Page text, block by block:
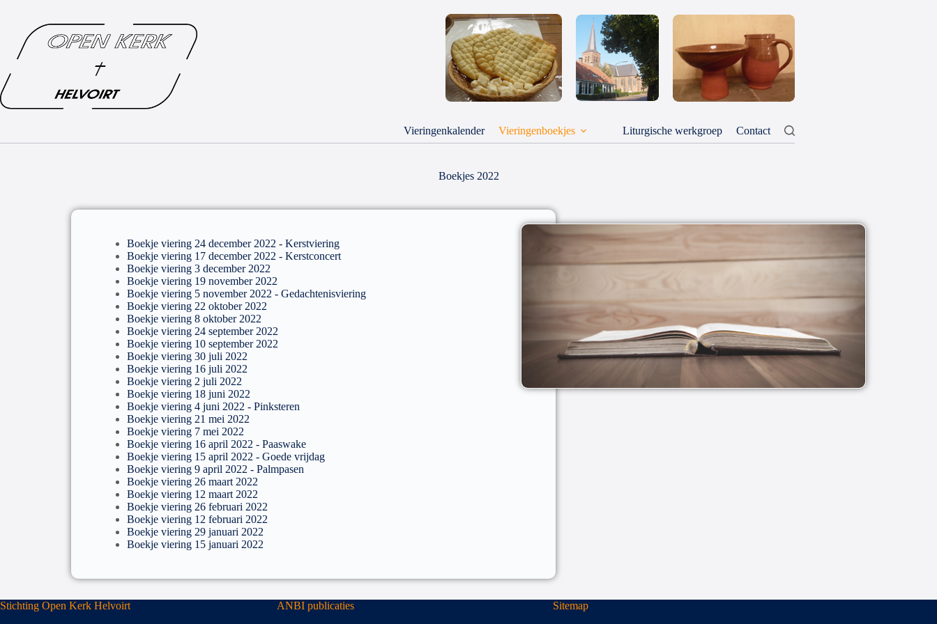
Vieringenkalender Vieringenboekjes Liturgische werkgroep Contact
Boekjes 2022
Boekje viering 24 december 2022 - Kerstviering
Boekje viering 17 december 2022 - Kerstconcert
Boekje viering 3 december 2022
Boekje viering 19 november 2022
Boekje viering 5 november 2022 - Gedachtenisviering
Boekje viering 22 oktober 2022
Boekje viering 8 oktober 2022
Boekje viering 24 september 2022
Boekje viering 10 september 2022
Boekje viering 30 juli 2022
Boekje viering 16 juli 2022
Boekje viering 2 juli 2022
Boekje viering 18 juni 2022
Boekje viering 4 juni 2022 - Pinksteren
Boekje viering 21 mei 2022
Boekje viering 7 mei 2022
Boekje viering 16 april 2022 - Paaswake
Boekje viering 15 april 2022 - Goede vrijdag
Boekje viering 9 april 2022 - Palmpasen
Boekje viering 26 maart 2022
Boekje viering 12 maart 2022
Boekje viering 26 februari 2022
Boekje viering 12 februari 2022
Boekje viering 29 januari 2022
Boekje viering 15 januari 2022
Stichting Open Kerk Helvoirt
ANBI publicaties
Sitemap